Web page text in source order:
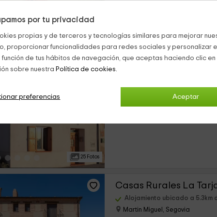
por tu privacidad
propias y de terceros y tecnologías similares para mejorar
proporcionar funcionalidades para redes sociales y personalizar
de tus hábitos de navegación, que aceptas haciendo clic
sobre nuestra Política de cookies.
Aceptar
preferencias
25 Fotos
La Media Fanega
0 opiniones
Casas Rurales La
Alojamiento ubicado a 5.3km
Martin Miguel, Segovia